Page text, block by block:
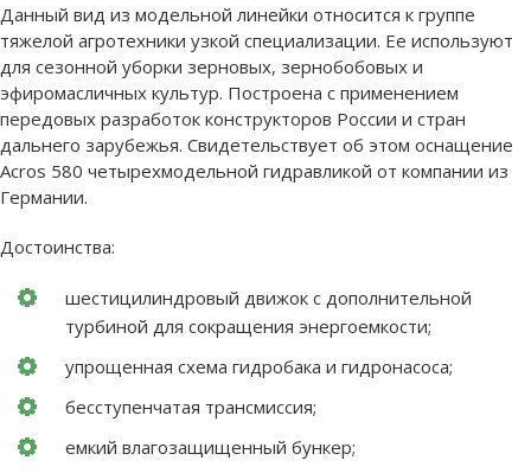
Данный вид из модельной линейки относится к группе
тяжелой агротехники узкой специализации. Ее используют
для сезонной уборки зерновых, зернобобовых и
эфиромасличных культур. Построена с применением
передовых разработок конструкторов России и стран
дальнего зарубежья. Свидетельствует об этом оснащение
Acros 580 четырехмодельной гидравликой от компании из
Германии.
Достоинства:
шестицилиндровый движок с дополнительной
турбиной для сокращения энергоемкости;
упрощенная схема гидробака и гидронасоса;
бесступенчатая трансмиссия;
емкий влагозащищенный бункер;